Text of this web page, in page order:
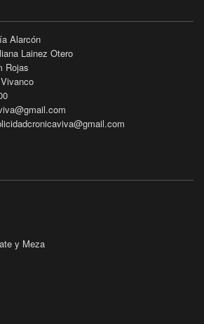
Alarcón
Lainez Otero
Rojas
y Meza